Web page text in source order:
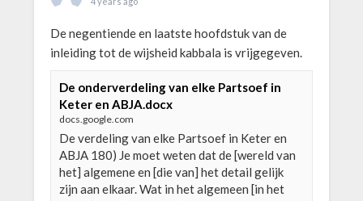
De negentiende en laatste hoofdstuk van de
inleiding tot de wijsheid kabbala is vrijgegeven.
De onderverdeling van elke Partsoef in
Keter en ABJA.docx
docs.google.com
De verdeling van elke Partsoef in Keter en
ABJA 180) Je moet weten dat de [wereld van
het] algemene en [die van] het detail gelijk
zijn aan elkaar. Wat in het algemeen [in het